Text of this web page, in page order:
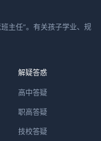
主任”。有关孩子学业、规
解疑答惑
高中答疑
职高答疑
技校答疑